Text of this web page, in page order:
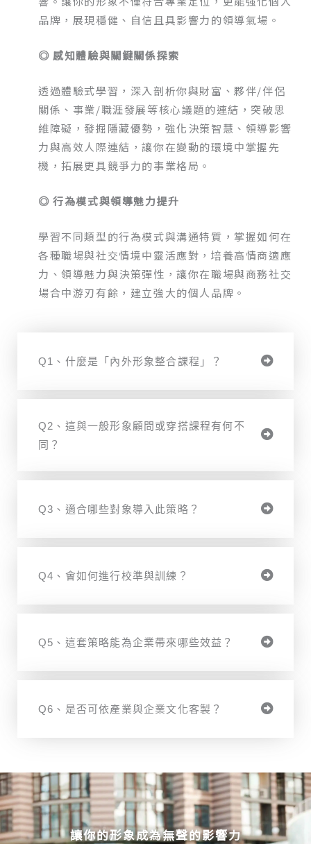
品牌，展現穩健、自信且具影響力的領導氣場。
◎ 感知體驗與關鍵關係探索
透過體驗式學習，深入剖析你與財富、夥伴/伴侶
關係、事業/職涯發展等核心議題的連結，突破思
維障礙，發掘隱藏優勢，強化決策智慧、領導影響
力與高效人際連結，讓你在變動的環境中掌握先
機，拓展更具競爭力的事業格局。
◎ 行為模式與領導魅力提升
學習不同類型的行為模式與溝通特質，掌握如何在
各種職場與社交情境中靈活應對，培養高情商適應
力、領導魅力與決策彈性，讓你在職場與商務社交
場合中游刃有餘，建立強大的個人品牌。
Q1、什麼是「內外形象整合課程」？
Q2、這與一般形象顧問或穿搭課程有何不
同？
Q3、適合哪些對象導入此策略？
Q4、會如何進行校準與訓練？
Q5、這套策略能為企業帶來哪些效益？
Q6、是否可依產業與企業文化客製？
讓你的形象成為無聲的影響力